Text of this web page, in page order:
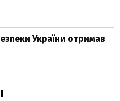
України отримав